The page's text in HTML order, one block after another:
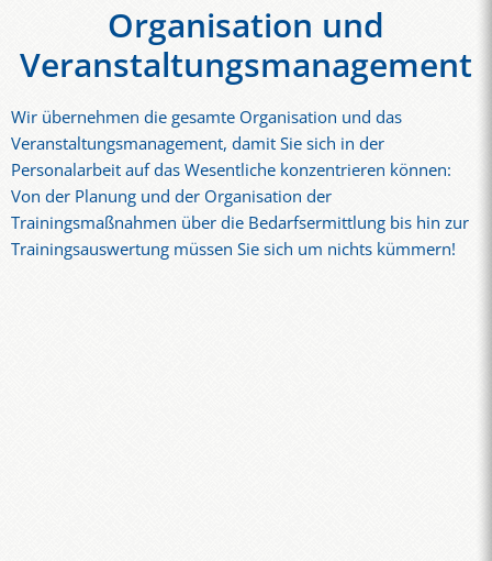
Organisation und
Veranstaltungsmanagement
Wir übernehmen die gesamte Organisation und das
Veranstaltungsmanagement, damit Sie sich in der
Personalarbeit auf das Wesentliche konzentrieren können:
Von der Planung und der Organisation der
Trainingsmaßnahmen über die Bedarfsermittlung bis hin zur
Trainingsauswertung müssen Sie sich um nichts kümmern!